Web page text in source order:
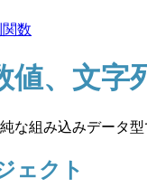
数
値、文字
な組み込みデータ
ェクト